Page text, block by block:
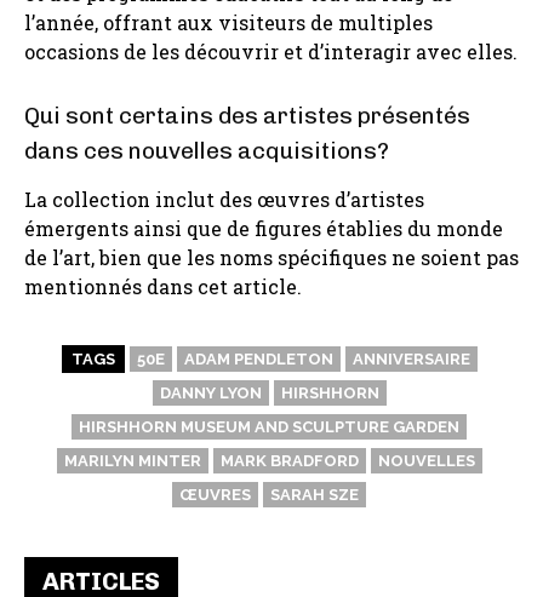
l’année, offrant aux visiteurs de multiples
occasions de les découvrir et d’interagir avec elles.
Qui sont certains des artistes présentés
dans ces nouvelles acquisitions?
La collection inclut des œuvres d’artistes
émergents ainsi que de figures établies du monde
de l’art, bien que les noms spécifiques ne soient pas
mentionnés dans cet article.
TAGS 50E ADAM PENDLETON
ANNIVERSAIRE
DANNY LYON
HIRSHHORN
HIRSHHORN MUSEUM AND SCULPTURE GARDEN
MARILYN MINTER
MARK BRADFORD
NOUVELLES
ŒUVRES
SARAH SZE
ARTICLES